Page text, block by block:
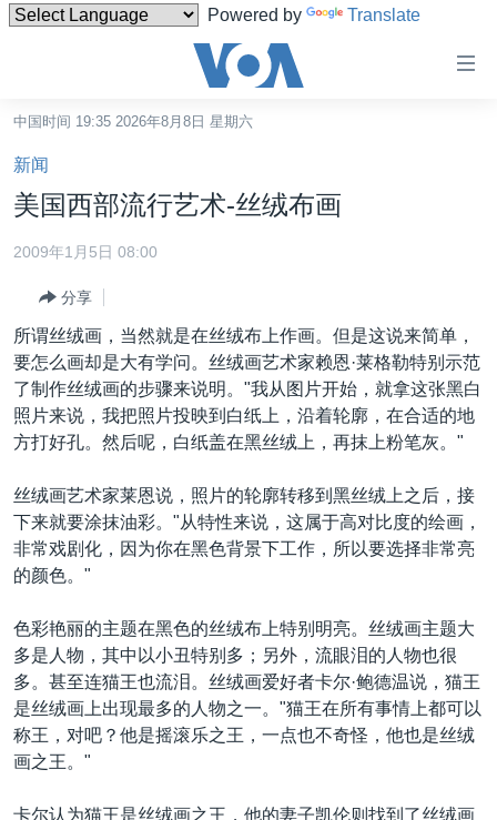
Powered by Translate
碍
链
接
跳
转
容
跳
转
到
导
转
港澳
国际
最新国际新闻
印太
欧洲
非洲
美洲
全球议题
分类新闻
经济·金融·贸易
科教·文娱·体健
军事
劳工
环境
美中关系
白宫要闻
国会报道
美中关系
美国建国250周年
埃博拉疫情
美国之音专访
重要讲话与声明
VOA视频
VOA今日焦点
中文广播
关注我们
中国时间 19:35 2026年8月8日 星期六
新闻
美国西部流行艺术-丝绒布画
2009年1月5日 08:00
分享
所谓丝绒画，当然就是在丝绒布上作画。但是这说来简单，
要怎么画却是大有学问。丝绒画艺术家赖恩·莱格勒特别示范
了制作丝绒画的步骤来说明。"我从图片开始，就拿这张黑白
照片来说，我把照片投映到白纸上，沿着轮廓，在合适的地
方打好孔。然后呢，白纸盖在黑丝绒上，再抹上粉笔灰。"
丝绒画艺术家莱恩说，照片的轮廓转移到黑丝绒上之后，接
下来就要涂抹油彩。"从特性来说，这属于高对比度的绘画，
非常戏剧化，因为你在黑色背景下工作，所以要选择非常亮
的颜色。"
色彩艳丽的主题在黑色的丝绒布上特别明亮。丝绒画主题大
多是人物，其中以小丑特别多；另外，流眼泪的人物也很
多。甚至连猫王也流泪。丝绒画爱好者卡尔·鲍德温说，猫王
是丝绒画上出现最多的人物之一。"猫王在所有事情上都可以
称王，对吧？他是摇滚乐之王，一点也不奇怪，他也是丝绒
画之王。"
卡尔认为猫王是丝绒画之王，他的妻子凯伦则找到了丝绒画